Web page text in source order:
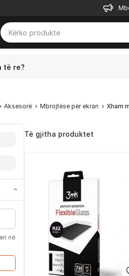
të re?
Aksesorë Mbrojtëse për ekran Xham
në
Të gjitha produktet